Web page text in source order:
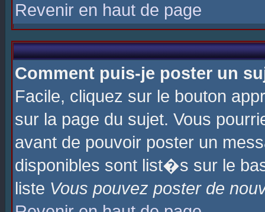
Revenir en haut de page
Comment puis-je poster un
Facile, cliquez sur le bouton
sur la page du sujet. Vous
avant de pouvoir poster un
disponibles sont list�s sur le
liste Vous pouvez poster de